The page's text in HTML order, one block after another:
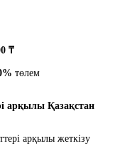
₸
төлем
арқылы Қазақстан
арқылы жеткізу